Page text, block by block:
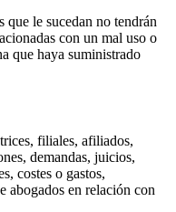
le sucedan no tendrán
con un mal uso o
que haya suministrado
filiales, afiliados,
demandas, juicios,
costes o gastos,
abogados en relación con